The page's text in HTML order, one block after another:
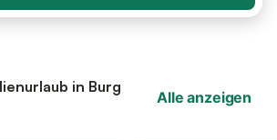
in Burg
Alle anzeigen